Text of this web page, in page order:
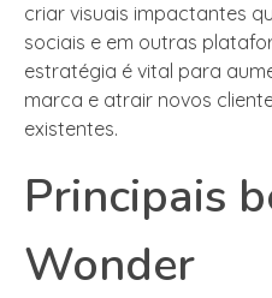
criar visuais impactantes
sociais e em outras
estratégia é vital para
marca e atrair novos
existentes.
Principais
Wonder